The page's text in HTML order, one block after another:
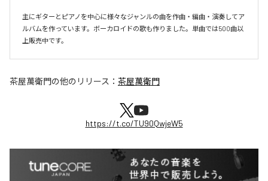
主にギターとピアノを中心に様々なジャンルの曲を作曲・編曲・演奏してア
ルバムを作っています。ボーカロイドの歌も作りました。単曲では500曲以
上販売中です。
茶屋萬衛門の他のリリース： 茶屋萬衛門
https://t.co/TU90QwjeW5